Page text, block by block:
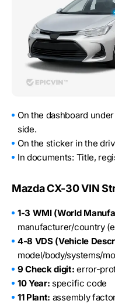
On the dashboard
side.
On the sticker in the
In documents: Title,
Mazda CX-30 VIN
1-3 WMI (World
manufacturer/country
4-8 VDS (Vehicle
model/body/systems/
9 Check digit: error-
10 Year: specific code
11 Plant: assembly